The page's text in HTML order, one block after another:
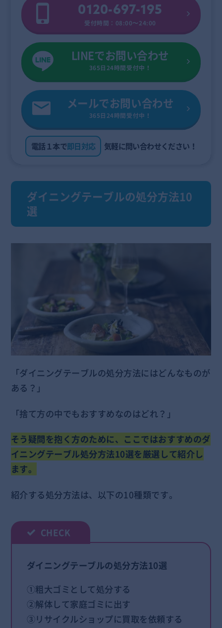
0120-697-195
受付時間：08:00〜24:00
LINEでお問い合わせ
365日24時間受付中！
メールでお問い合わせ
365日24時間受付中！
電話１本で即日対応 気軽に問い合わせください！
ダイニングテーブルの処分方法10
選
「ダイニングテーブルの処分方法にはどんなものが
ある？」
「捨て方の中でもおすすめなのはどれ？」
そう疑問を抱く方のために、ここではおすすめのダ
イニングテーブル処分方法10選を厳選して紹介し
ます。
紹介する処分方法は、以下の10種類です。
ダイニングテーブルの処分方法10選
①粗大ゴミとして処分する
②解体して家庭ゴミに出す
③リサイクルショップに買取を依頼する